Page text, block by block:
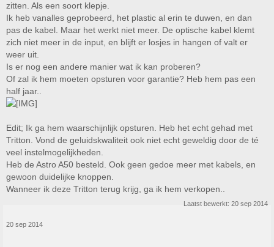
zitten. Als een soort klepje.
Ik heb vanalles geprobeerd, het plastic al erin te duwen, en dan
pas de kabel. Maar het werkt niet meer. De optische kabel klemt
zich niet meer in de input, en blijft er losjes in hangen of valt er
weer uit.
Is er nog een andere manier wat ik kan proberen?
Of zal ik hem moeten opsturen voor garantie? Heb hem pas een
half jaar..
Edit; Ik ga hem waarschijnlijk opsturen. Heb het echt gehad met
Tritton. Vond de geluidskwaliteit ook niet echt geweldig door de té
veel instelmogelijkheden.
Heb de Astro A50 besteld. Ook geen gedoe meer met kabels, en
gewoon duidelijke knoppen.
Wanneer ik deze Tritton terug krijg, ga ik hem verkopen..
Laatst bewerkt: 20 sep 2014
20 sep 2014